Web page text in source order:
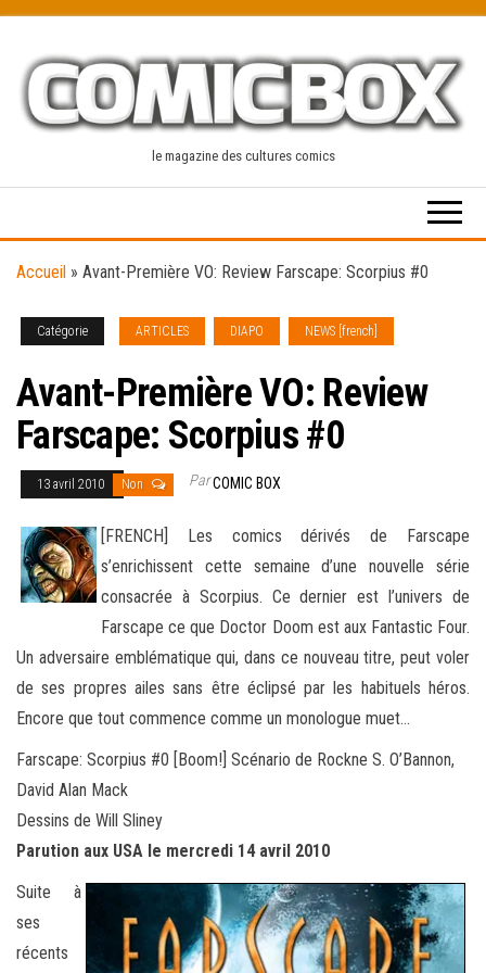
content
le magazine des cultures comics
Accueil » Avant-Première VO: Review Farscape: Scorpius #0
Catégorie ARTICLES DIAPO NEWS [french]
Avant-Première VO: Review
Farscape: Scorpius #0
13 avril 2010 Non ParCOMIC BOX
[FRENCH] Les comics dérivés de Farscape
s’enrichissent cette semaine d’une nouvelle série
consacrée à Scorpius. Ce dernier est l’univers de
Farscape ce que Doctor Doom est aux Fantastic Four.
Un adversaire emblématique qui, dans ce nouveau titre, peut voler
de ses propres ailes sans être éclipsé par les habituels héros.
Encore que tout commence comme un monologue muet…
Farscape: Scorpius #0 [Boom!] Scénario de Rockne S. O’Bannon,
David Alan Mack
Dessins de Will Sliney
Parution aux USA le mercredi 14 avril 2010
Suite à
ses
récents